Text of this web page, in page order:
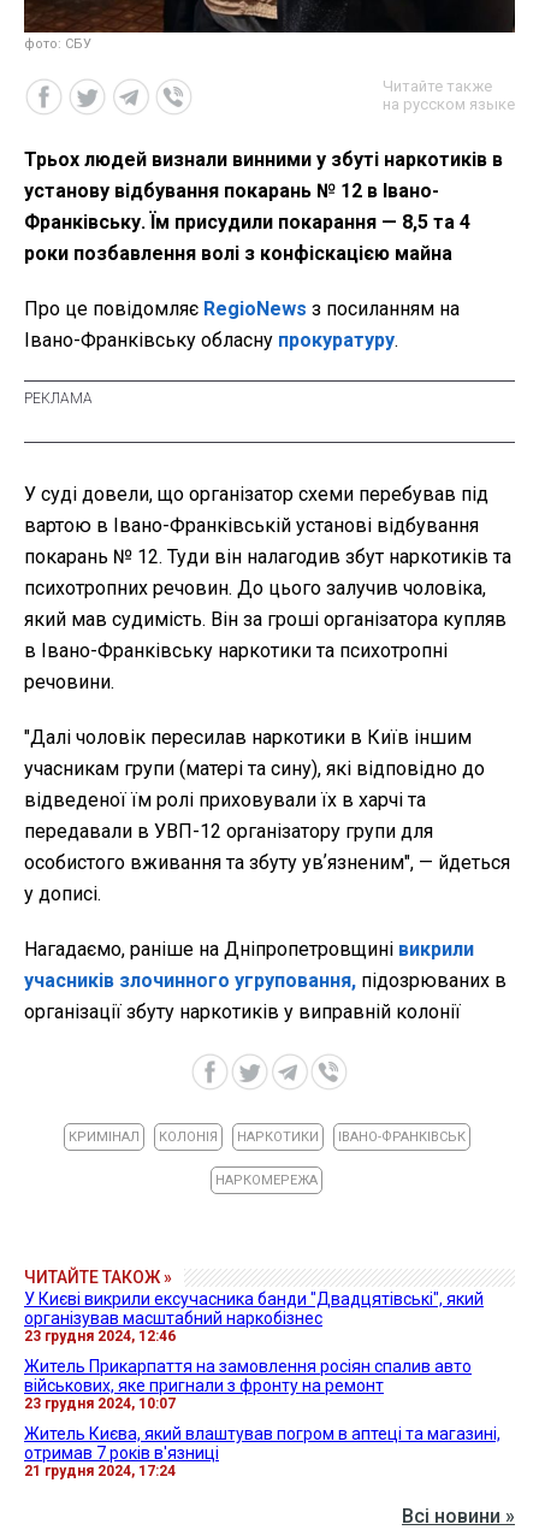
фото: СБУ
Читайте также
на русском языке
Трьох людей визнали винними у збуті наркотиків в
установу відбування покарань № 12 в Івано-
Франківську. Їм присудили покарання — 8,5 та 4
роки позбавлення волі з конфіскацією майна
Про це повідомляє RegioNews з посиланням на
Івано-Франківську обласну прокуратуру.
У суді довели, що організатор схеми перебував під
вартою в Івано-Франківській установі відбування
покарань № 12. Туди він налагодив збут наркотиків та
психотропних речовин. До цього залучив чоловіка,
який мав судимість. Він за гроші організатора купляв
в Івано-Франківську наркотики та психотропні
речовини.
"Далі чоловік пересилав наркотики в Київ іншим
учасникам групи (матері та сину), які відповідно до
відведеної їм ролі приховували їх в харчі та
передавали в УВП-12 організатору групи для
особистого вживання та збуту увʼязненим", — йдеться
у дописі.
Нагадаємо, раніше на Дніпропетровщині викрили
учасників злочинного угруповання, підозрюваних в
організації збуту наркотиків у виправній колонії
КРИМІНАЛ КОЛОНІЯ НАРКОТИКИ ІВАНО-ФРАНКІВСЬК
НАРКОМЕРЕЖА
ЧИТАЙТЕ ТАКОЖ »
У Києві викрили ексучасника банди "Двадцятівські", який
організував масштабний наркобізнес
23 грудня 2024, 12:46
Житель Прикарпаття на замовлення росіян спалив авто
військових, яке пригнали з фронту на ремонт
23 грудня 2024, 10:07
Житель Києва, який влаштував погром в аптеці та магазині,
отримав 7 років в'язниці
21 грудня 2024, 17:24
Всі новини »